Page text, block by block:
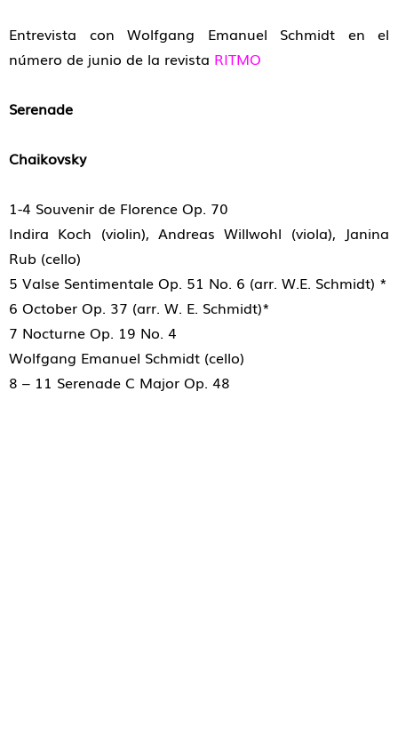
Entrevista con Wolfgang Emanuel Schmidt en el
número de junio de la revista RITMO
Serenade
Chaikovsky
1-4 Souvenir de Florence Op. 70
Indira Koch (violin), Andreas Willwohl (viola), Janina
Rub (cello)
5 Valse Sentimentale Op. 51 No. 6 (arr. W.E. Schmidt) *
6 October Op. 37 (arr. W. E. Schmidt)*
7 Nocturne Op. 19 No. 4
Wolfgang Emanuel Schmidt (cello)
8 – 11 Serenade C Major Op. 48